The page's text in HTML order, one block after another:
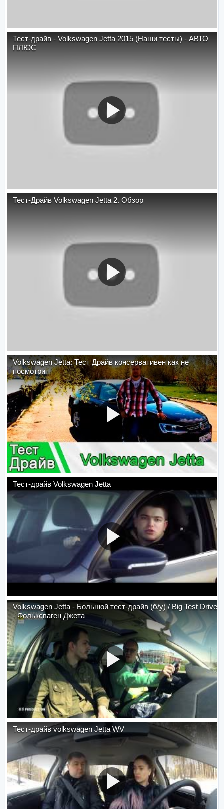
Тест-драйв - Volkswagen Jetta 2015 (Наши тесты) - АВТО
ПЛЮС
Тест-Драйв Volkswagen Jetta 2. Обзор
Volkswagen Jetta: Тест Драйв консервативен как не
посмотри
Тест-драйв Volkswagen Jetta
Volkswagen Jetta - Большой тест-драйв (б/у) / Big Test Drive
- Фольксваген Джета
Тест-драйв volkswagen Jetta WV